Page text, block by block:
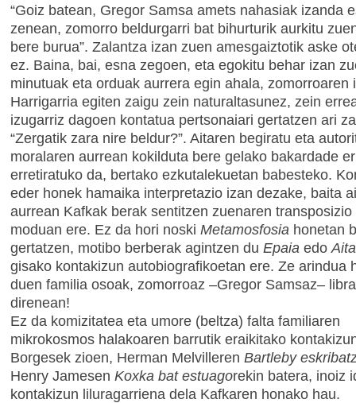
“Goiz batean, Gregor Samsa amets nahasiak izanda
zenean, zomorro beldurgarri bat bihurturik aurkitu
bere burua”. Zalantza izan zuen amesgaiztotik aske
ez. Baina, bai, esna zegoen, eta egokitu behar izan
minutuak eta orduak aurrera egin ahala, zomorroaren
Harrigarria egiten zaigu zein naturaltasunez, zein
izugarriz dagoen kontatua pertsonaiari gertatzen ari
“Zergatik zara nire beldur?”. Aitaren begiratu eta
moralaren aurrean kokilduta bere gelako bakardade
erretiratuko da, bertako ezkutalekuetan babesteko.
eder honek hamaika interpretazio izan dezake, baita
aurrean Kafkak berak sentitzen zuenaren transposizio
moduan ere. Ez da hori noski Metamosfosia honetan
gertatzen, motibo berberak agintzen du Epaia edo
gisako kontakizun autobiografikoetan ere. Ze arindua
duen familia osoak, zomorroaz –Gregor Samsaz–
direnean!
Ez da komizitatea eta umore (beltza) falta familiaren
mikrokosmos halakoaren barrutik eraikitako
Borgesek zioen, Herman Melvilleren Bartleby
Henry Jamesen Koxka bat estuagorekin batera, inoiz
kontakizun liluragarriena dela Kafkaren honako hau.